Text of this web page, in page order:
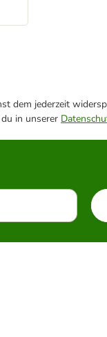
dem jederzeit
in unserer